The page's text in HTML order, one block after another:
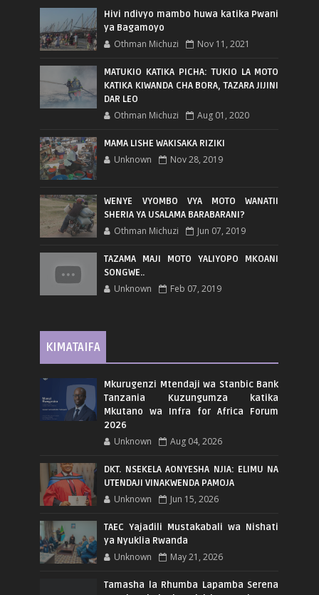
Hivi ndivyo mambo huwa katika Pwani
ya Bagamoyo
Othman Michuzi Nov 11, 2021
MATUKIO KATIKA PICHA: TUKIO LA MOTO
KATIKA KIWANDA CHA BORA, TAZARA JIJINI
DAR LEO
Othman Michuzi Aug 01, 2020
MAMA LISHE WAKISAKA RIZIKI
Unknown Nov 28, 2019
WENYE VYOMBO VYA MOTO WANATII
SHERIA YA USALAMA BARABARANI?
Othman Michuzi Jun 07, 2019
TAZAMA MAJI MOTO YALIYOPO MKOANI
SONGWE..
Unknown Feb 07, 2019
KIMATAIFA
Mkurugenzi Mtendaji wa Stanbic Bank
Tanzania Kuzungumza katika
Mkutano wa Infra for Africa Forum
2026
Unknown Aug 04, 2026
DKT. NSEKELA AONYESHA NJIA: ELIMU NA
UTENDAJI VINAKWENDA PAMOJA
Unknown Jun 15, 2026
TAEC Yajadili Mustakabali wa Nishati
ya Nyuklia Rwanda
Unknown May 21, 2026
Tamasha la Rhumba Lapamba Serena